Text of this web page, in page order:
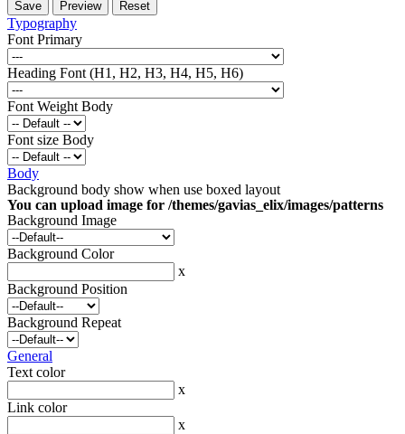
Typography
Font Primary
Heading Font (H1, H2, H3, H4, H5, H6)
Font Weight Body
Font size Body
Body
Background body show when use boxed layout
You can upload image for /themes/gavias_elix/images/patterns
Background Image
Background Color
x
Background Position
Background Repeat
General
Text color
x
Link color
x